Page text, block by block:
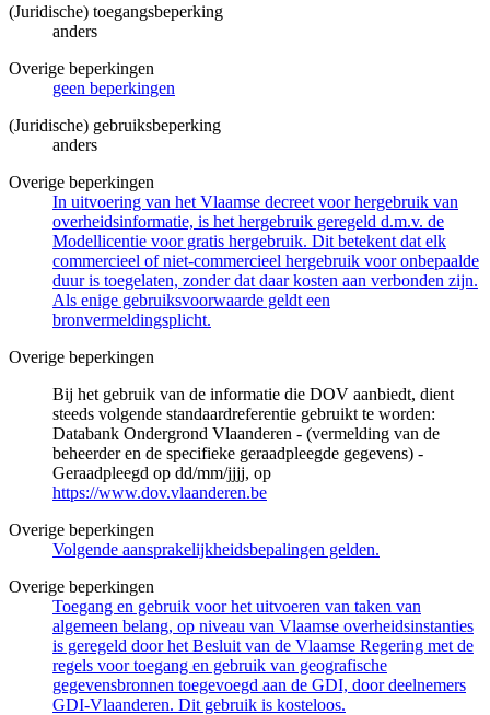
(Juridische) toegangsbeperking
anders
Overige beperkingen
geen beperkingen
(Juridische) gebruiksbeperking
anders
Overige beperkingen
In uitvoering van het Vlaamse decreet voor hergebruik van
overheidsinformatie, is het hergebruik geregeld d.m.v. de
Modellicentie voor gratis hergebruik. Dit betekent dat elk
commercieel of niet-commercieel hergebruik voor onbepaalde
duur is toegelaten, zonder dat daar kosten aan verbonden zijn.
Als enige gebruiksvoorwaarde geldt een
bronvermeldingsplicht.
Overige beperkingen
Bij het gebruik van de informatie die DOV aanbiedt, dient
steeds volgende standaardreferentie gebruikt te worden:
Databank Ondergrond Vlaanderen - (vermelding van de
beheerder en de specifieke geraadpleegde gegevens) -
Geraadpleegd op dd/mm/jjjj, op
https://www.dov.vlaanderen.be
Overige beperkingen
Volgende aansprakelijkheidsbepalingen gelden.
Overige beperkingen
Toegang en gebruik voor het uitvoeren van taken van
algemeen belang, op niveau van Vlaamse overheidsinstanties
is geregeld door het Besluit van de Vlaamse Regering met de
regels voor toegang en gebruik van geografische
gegevensbronnen toegevoegd aan de GDI, door deelnemers
GDI-Vlaanderen. Dit gebruik is kosteloos.